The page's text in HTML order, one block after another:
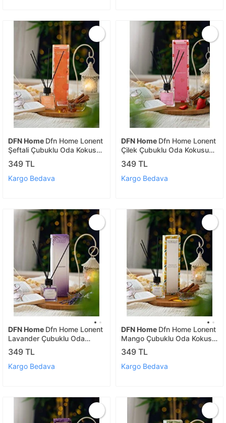
DFN Home Dfn Home Lorıent
Şeftali Çubuklu Oda Kokusu
100 Ml
349 TL
Kargo Bedava
DFN Home Dfn Home Lorıent
Çilek Çubuklu Oda Kokusu
100 Ml
349 TL
Kargo Bedava
DFN Home Dfn Home Lorıent
Lavander Çubuklu Oda
Kokusu 100 Ml Lavanta
349 TL
Kargo Bedava
DFN Home Dfn Home Lorıent
Mango Çubuklu Oda Kokusu
100 Ml Mango Aromalı
349 TL
Kargo Bedava